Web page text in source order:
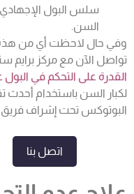
سلس البول الإجهادي
السن.
وفي حال لاحظت أي من هذه
تواصل الآن مع مركز برايم
القدرة على التحكم في البول
لكبار السن باستخدام أحدث
البوتوكس تحت إشراف
اتصل بنا